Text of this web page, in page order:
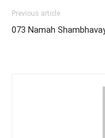
Previous article
073 Namah